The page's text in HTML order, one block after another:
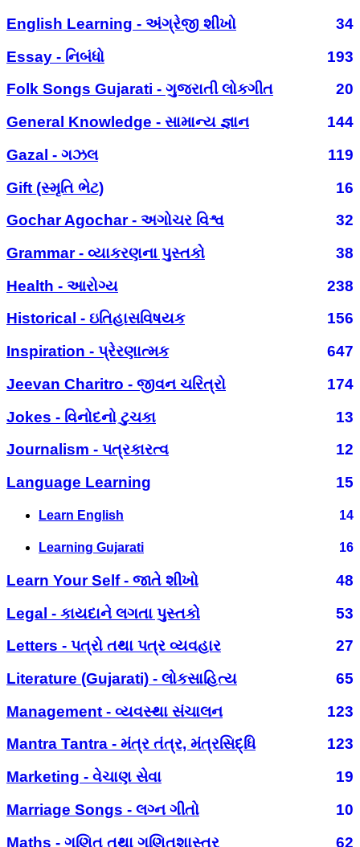
English Learning - અંગ્રેજી શીખો
34
Essay - નિબંધો
193
Folk Songs Gujarati - ગુજરાતી લોકગીત
20
General Knowledge - સામાન્ય જ્ઞાન
144
Gazal - ગઝલ
119
Gift (સ્મૃતિ ભેટ)
16
Gochar Agochar - અગોચર વિશ્વ
32
Grammar - વ્યાકરણના પુસ્તકો
38
Health - આરોગ્ય
238
Historical - ઇતિહાસવિષયક
156
Inspiration - પ્રેરણાત્મક
647
Jeevan Charitro - જીવન ચરિત્રો
174
Jokes - વિનોદનો ટુચકા
13
Journalism - પત્રકારત્વ
12
Language Learning
15
Learn English 14
Learning Gujarati 16
Learn Your Self - જાતે શીખો
48
Legal - કાયદાને લગતા પુસ્તકો
53
Letters - પત્રો તથા પત્ર વ્યવહાર
27
Literature (Gujarati) - લોકસાહિત્ય
65
Management - વ્યવસ્થા સંચાલન
123
Mantra Tantra - મંત્ર તંત્ર, મંત્રસિદ્ધિ
123
Marketing - વેચાણ સેવા
19
Marriage Songs - લગ્ન ગીતો
10
Maths - ગણિત તથા ગણિતશાસ્ત્ર
62